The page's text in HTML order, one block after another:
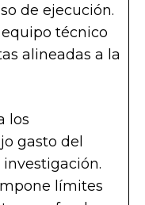
de ejecución.
técnico
alineadas a la
los
gasto del
límites